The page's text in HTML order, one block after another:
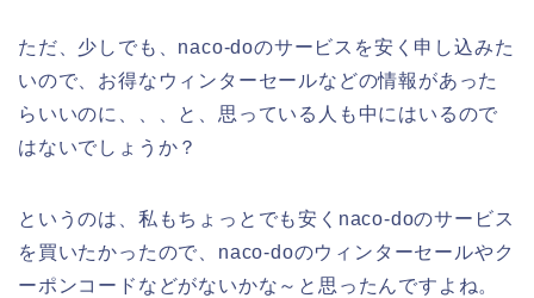
ただ、少しでも、naco-doのサービスを安く申し込みた
いので、お得なウィンターセールなどの情報があった
らいいのに、、、と、思っている人も中にはいるので
はないでしょうか？
というのは、私もちょっとでも安くnaco-doのサービス
を買いたかったので、naco-doのウィンターセールやク
ーポンコードなどがないかな～と思ったんですよね。